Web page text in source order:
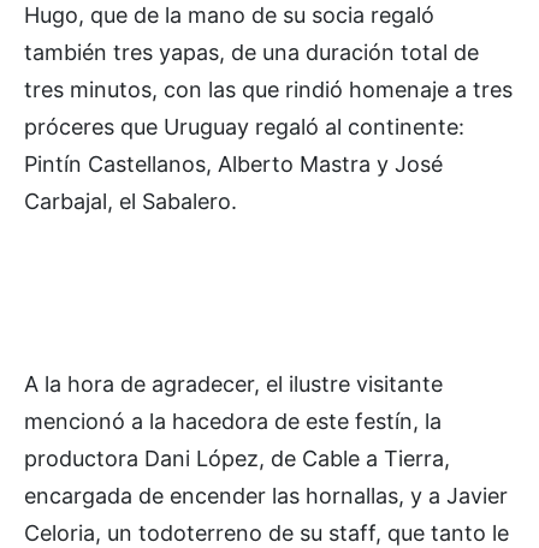
Hugo, que de la mano de su socia regaló
también tres yapas, de una duración total de
tres minutos, con las que rindió homenaje a tres
próceres que Uruguay regaló al continente:
Pintín Castellanos, Alberto Mastra y José
Carbajal, el Sabalero.
A la hora de agradecer, el ilustre visitante
mencionó a la hacedora de este festín, la
productora Dani López, de Cable a Tierra,
encargada de encender las hornallas, y a Javier
Celoria, un todoterreno de su staff, que tanto le